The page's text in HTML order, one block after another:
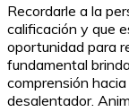
Recordarle a la
calificación y que
oportunidad para
fundamental
comprensión
desalentador.